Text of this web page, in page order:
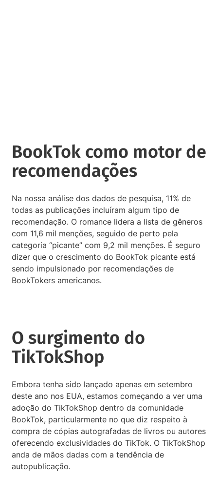
BookTok como motor de
recomendações
Na nossa análise dos dados de pesquisa, 11% de
todas as publicações incluíram algum tipo de
recomendação. O romance lidera a lista de gêneros
com 11,6 mil menções, seguido de perto pela
categoria “picante” com 9,2 mil menções. É seguro
dizer que o crescimento do BookTok picante está
sendo impulsionado por recomendações de
BookTokers americanos.
O surgimento do
TikTokShop
Embora tenha sido lançado apenas em setembro
deste ano nos EUA, estamos começando a ver uma
adoção do TikTokShop dentro da comunidade
BookTok, particularmente no que diz respeito à
compra de cópias autografadas de livros ou autores
oferecendo exclusividades do TikTok. O TikTokShop
anda de mãos dadas com a tendência de
autopublicação.